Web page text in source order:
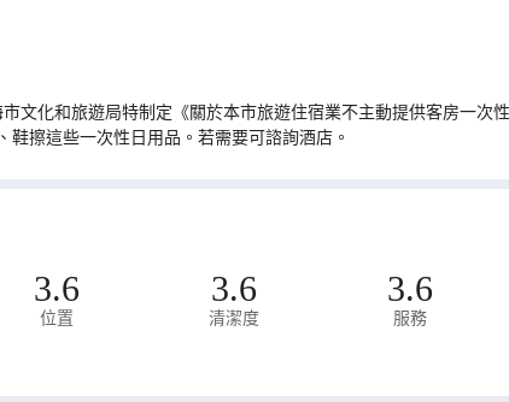
文化和旅遊局特制定《關於本市旅遊住宿業不主動提供客房一次
擦這些一次性日用品。若需要可諮詢酒店。
3.6
位置
3.6
清潔度
3.6
服務